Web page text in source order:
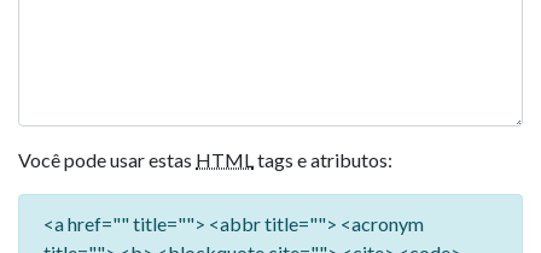
Você pode usar estas HTMLtags e atributos:
<a href="" title=""> <abbr title=""> <acronym